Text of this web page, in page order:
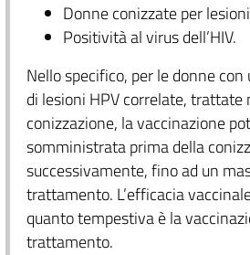
Donne conizzate per
Positività al virus dell’HIV.
Nello specifico, per le donne
di lesioni HPV correlate, trattate
conizzazione, la vaccinazione
somministrata prima della
successivamente, fino ad un
trattamento. L’efficacia
quanto tempestiva è la
trattamento.